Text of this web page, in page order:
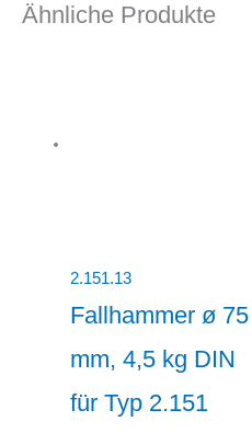
Ähnliche Produkte
2.151.13
Fallhammer ø 75
mm, 4,5 kg DIN
für Typ 2.151